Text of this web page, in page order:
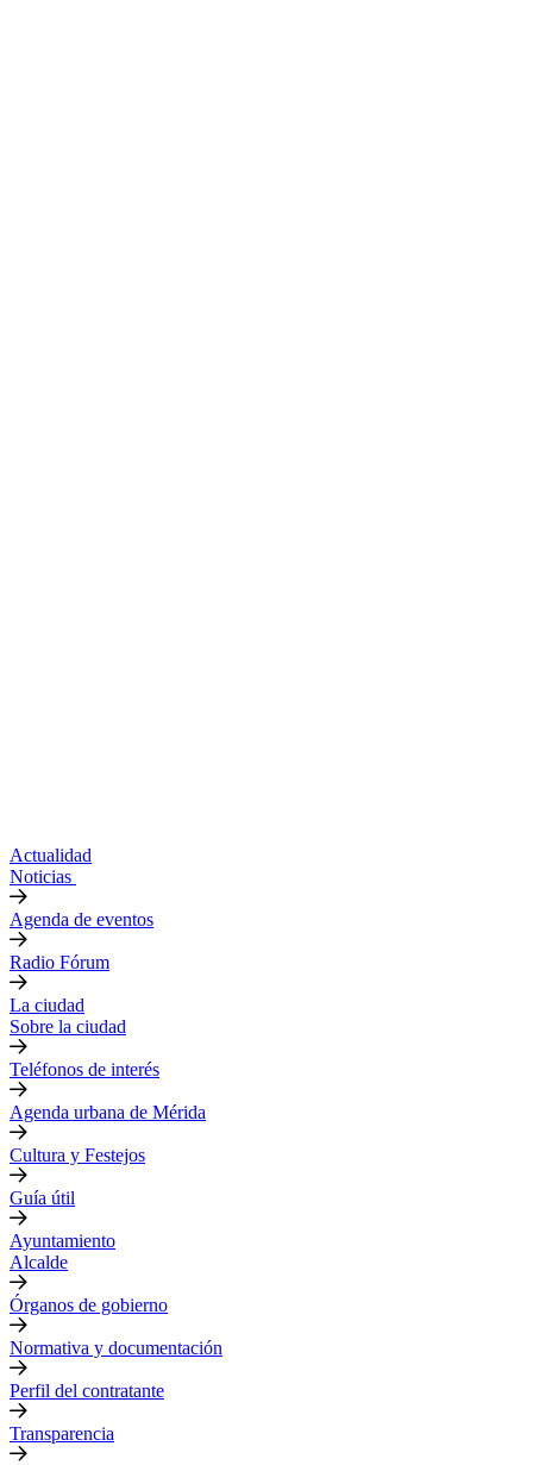
Actualidad
Noticias
Agenda de eventos
Radio Fórum
La ciudad
Sobre la ciudad
Teléfonos de interés
Agenda urbana de Mérida
Cultura y Festejos
Guía útil
Ayuntamiento
Alcalde
Órganos de gobierno
Normativa y documentación
Perfil del contratante
Transparencia